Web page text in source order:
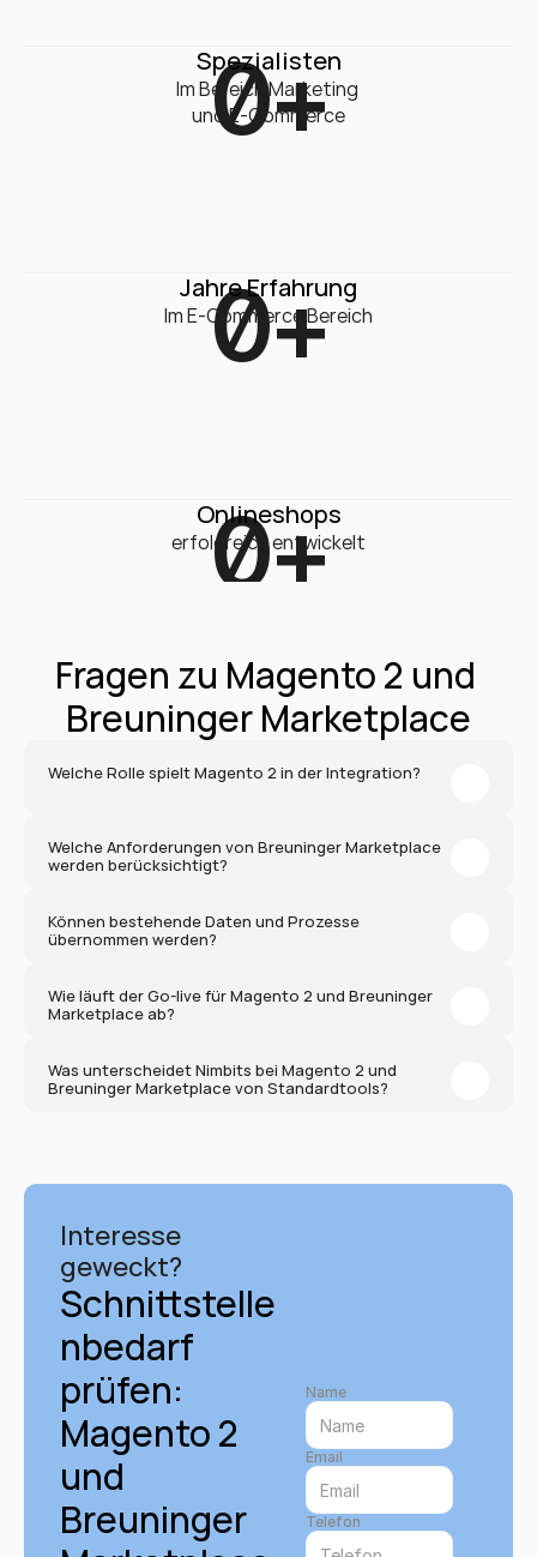
0+
Spezialisten
Im Bereich Marketing
und E-Commerce
0+
Jahre Erfahrung
Im E-Commerce Bereich
0+
Onlineshops
erfolgreich entwickelt
Fragen zu Magento 2 und
Breuninger Marketplace
Welche Rolle spielt Magento 2 in der Integration?
Welche Anforderungen von Breuninger Marketplace
werden berücksichtigt?
Können bestehende Daten und Prozesse
übernommen werden?
Wie läuft der Go-live für Magento 2 und Breuninger
Marketplace ab?
Was unterscheidet Nimbits bei Magento 2 und
Breuninger Marketplace von Standardtools?
Interesse
geweckt?
Schnittstelle
nbedarf
prüfen:
Magento 2
und
Breuninger
Name
Email
Telefon